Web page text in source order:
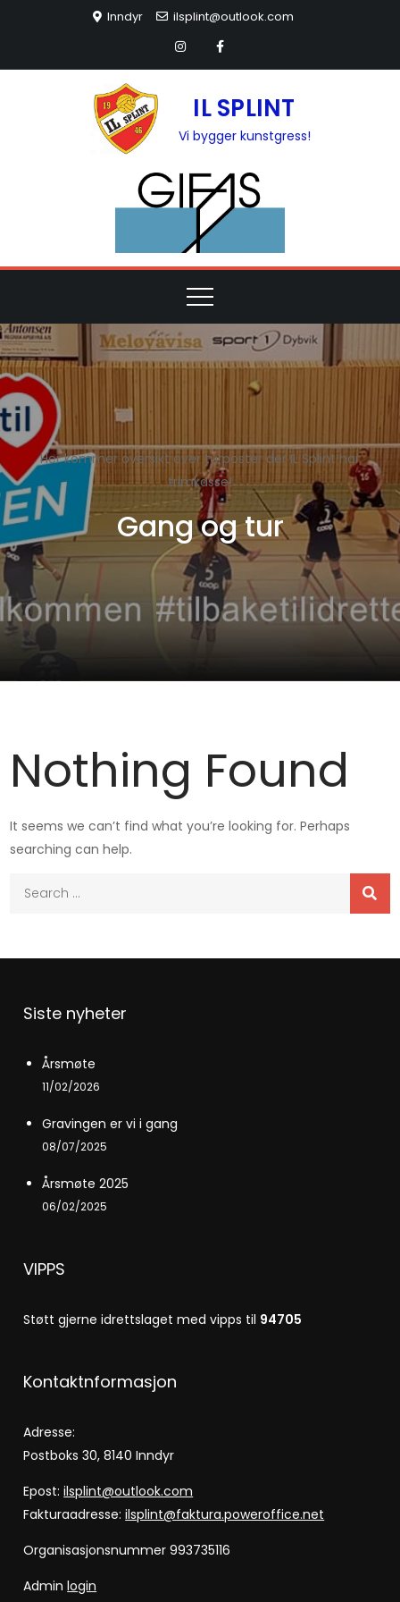
Inndyr ilsplint@outlook.com
IL SPLINT
Vi bygger kunstgress!
Her kommer oversikt over turposter der IL Splint har
trimkasse!
Gang og tur
Nothing Found
It seems we can’t find what you’re looking for. Perhaps
searching can help.
Siste nyheter
Årsmøte
11/02/2026
Gravingen er vi i gang
08/07/2025
Årsmøte 2025
06/02/2025
VIPPS
Støtt gjerne idrettslaget med vipps til 94705
Kontaktnformasjon
Adresse:
Postboks 30, 8140 Inndyr
Epost:ilsplint@outlook.com
Fakturaadresse:ilsplint@faktura.poweroffice.net
Organisasjonsnummer 993735116
Adminlogin